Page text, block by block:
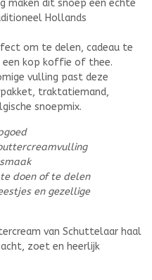
maken dit snoep een echte
Hollands
om te delen, cadeau te
kop koffie of thee.
vulling past deze
traktatiemand,
snoepmix.
doen of te delen
en gezellige
van Schuttelaar haal
zoet en heerlijk